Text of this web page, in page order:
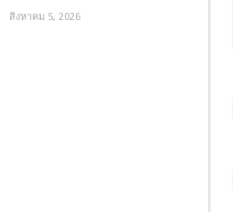
สิงหาคม 5, 2026